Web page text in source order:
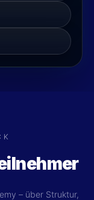
– über Struktur,